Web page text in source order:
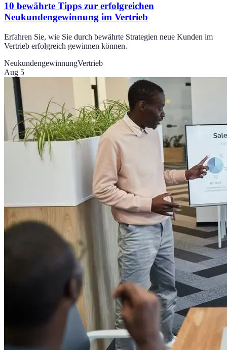
10 bewährte Tipps zur erfolgreichen
Neukundengewinnung im Vertrieb
Erfahren Sie, wie Sie durch bewährte Strategien neue Kunden im
Vertrieb erfolgreich gewinnen können.
NeukundengewinnungVertrieb
Aug 5